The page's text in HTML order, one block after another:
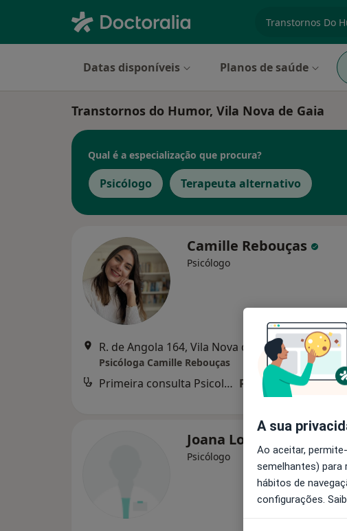
Datas disponíveis Planos de saúde
Transtornos do Humor, Vila Nova de Gaia
Qual é a especialização que procura?
Psicólogo Terapeuta alternativo
Camille Rebouças
Psicólogo
R. de Angola 164, Vila Nova de Gaia •Mapa
Psicóloga Camille Rebouças
Primeira consulta Psicologia Preço não
Joana Loureiro
Psicólogo
A sua
Ao aceitar,
semelhantes)
hábitos de
configurações.